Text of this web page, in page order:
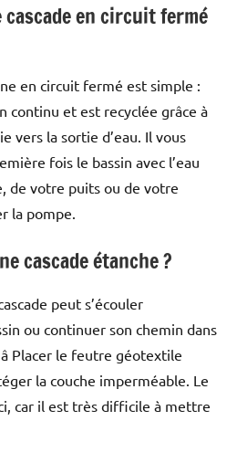
cascade en circuit fermé
en circuit fermé est simple :
continu et est recyclée grâce à
vers la sortie d’eau. Il vous
fois le bassin avec l’eau
de votre puits ou de votre
la pompe.
cascade étanche ?
peut s’écouler
ou continuer son chemin dans
Placer le feutre géotextile
la couche imperméable. Le
car il est très difficile à mettre